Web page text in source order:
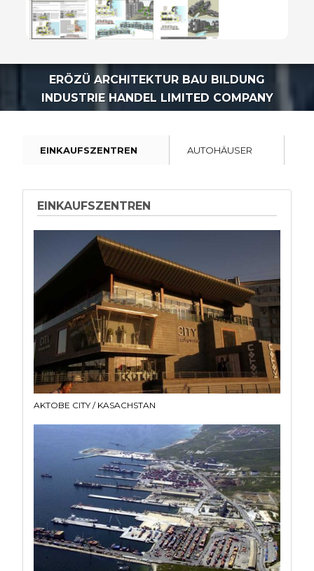
ERÖZÜ ARCHITEKTUR BAU BILDUNG
INDUSTRIE HANDEL LIMITED COMPANY
EINKAUFSZENTREN AUTOHÄUSER
EINKAUFSZENTREN
AKTOBE CITY / KASACHSTAN